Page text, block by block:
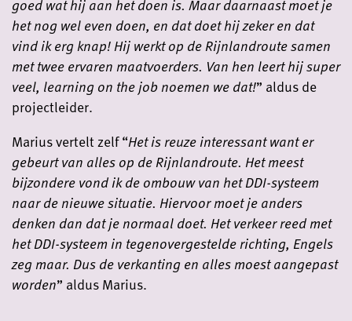
goed wat hij aan het doen is. Maar daarnaast moet je
het nog wel even doen, en dat doet hij zeker en dat
vind ik erg knap! Hij werkt op de Rijnlandroute samen
met twee ervaren maatvoerders. Van hen leert hij super
veel, learning on the job noemen we dat!” aldus de
projectleider.
Marius vertelt zelf “Het is reuze interessant want er
gebeurt van alles op de Rijnlandroute. Het meest
bijzondere vond ik de ombouw van het DDI-systeem
naar de nieuwe situatie. Hiervoor moet je anders
denken dan dat je normaal doet. Het verkeer reed met
het DDI-systeem in tegenovergestelde richting, Engels
zeg maar. Dus de verkanting en alles moest aangepast
worden” aldus Marius.